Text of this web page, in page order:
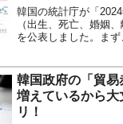
韓国の統計庁が「
（出生、死亡、婚姻
を公表しました。まず
プレスリリースをご
04月出生数：1万
8,659人自然増減：-
韓国政府の「貿
増えているから
リ！